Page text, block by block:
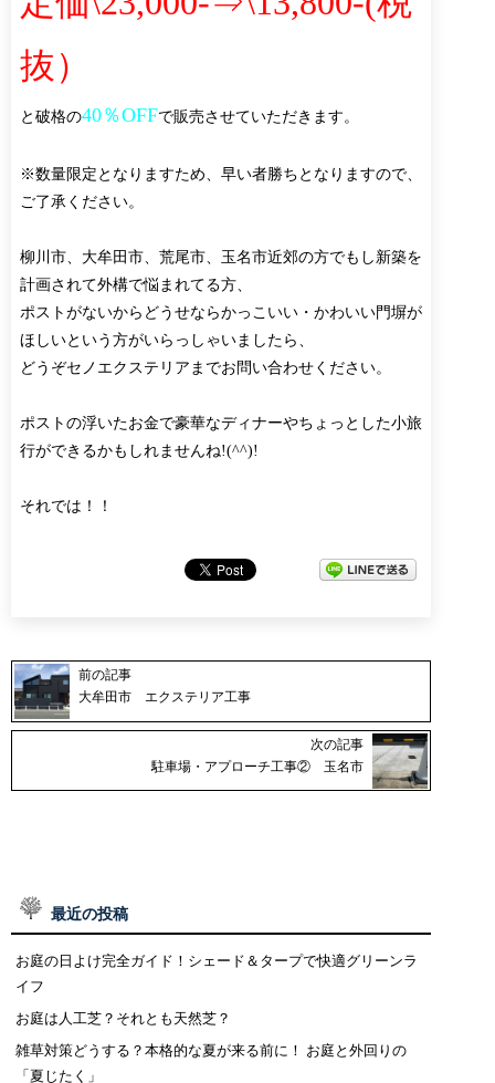
抜）
と破格の40％OFFで販売させていただきます。
※数量限定となりますため、早い者勝ちとなりますので、
ご了承ください。
柳川市、大牟田市、荒尾市、玉名市近郊の方でもし新築を
計画されて外構で悩まれてる方、
ポストがないからどうせならかっこいい・かわいい門塀が
ほしいという方がいらっしゃいましたら、
どうぞセノエクステリアまでお問い合わせください。
ポストの浮いたお金で豪華なディナーやちょっとした小旅
行ができるかもしれませんね!(^^)!
それでは！！
前の記事
大牟田市 エクステリア工事
次の記事
駐車場・アプローチ工事② 玉名市
最近の投稿
お庭の日よけ完全ガイド！シェード＆タープで快適グリーンラ
イフ
お庭は人工芝？それとも天然芝？
雑草対策どうする？本格的な夏が来る前に！ お庭と外回りの
「夏じたく」